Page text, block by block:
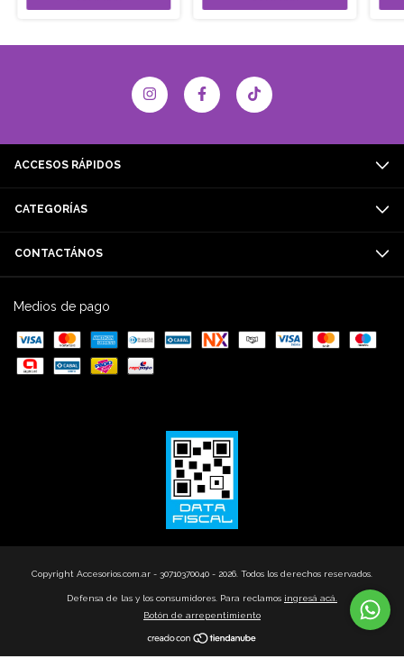
ACCESOS RÁPIDOS
CATEGORÍAS
CONTACTÁNOS
Medios de pago
Copyright Accesorios.com.ar - 30710370040 - 2026. Todos los derechos reservados.
Defensa de las y los consumidores. Para reclamos ingresá acá.
Botón de arrepentimiento